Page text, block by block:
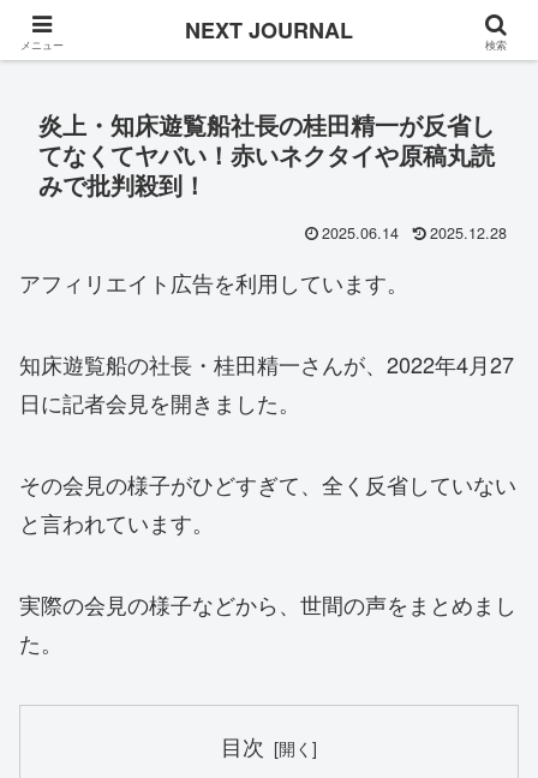
Once in a while
炎上・知床遊覧船社長の桂田精一が反省し
てなくてヤバい！赤いネクタイや原稿丸読
みで批判殺到！
2025.06.14 2025.12.28
アフィリエイト広告を利用しています。
知床遊覧船の社長・桂田精一さんが、2022年4月27
日に記者会見を開きました。
その会見の様子がひどすぎて、全く反省していない
と言われています。
実際の会見の様子などから、世間の声をまとめまし
た。
目次
メニュー NEXT JOURNAL 検索